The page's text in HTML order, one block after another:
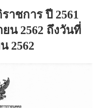
าชการ ปี 2561
น 2562 ถึงวันที่
2562